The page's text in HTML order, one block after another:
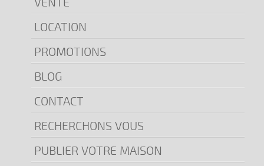
LOCATION
PROMOTIONS
BLOG
CONTACT
RECHERCHONS VOUS
PUBLIER VOTRE MAISON